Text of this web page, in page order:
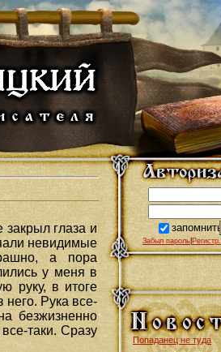
закрыл глаза и
невидимые
а пора
у меня в
руку, в итоге
него. Рука все-
безжизненно
таки. Сразу
запомнить
Забыл пароль Регистр.
Попаданец не туда